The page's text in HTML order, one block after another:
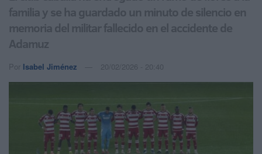
familia y se ha guardado un minuto de silencio en
memoria del militar fallecido en el accidente de
Adamuz
Por Isabel Jiménez 20/02/2026 - 20:40